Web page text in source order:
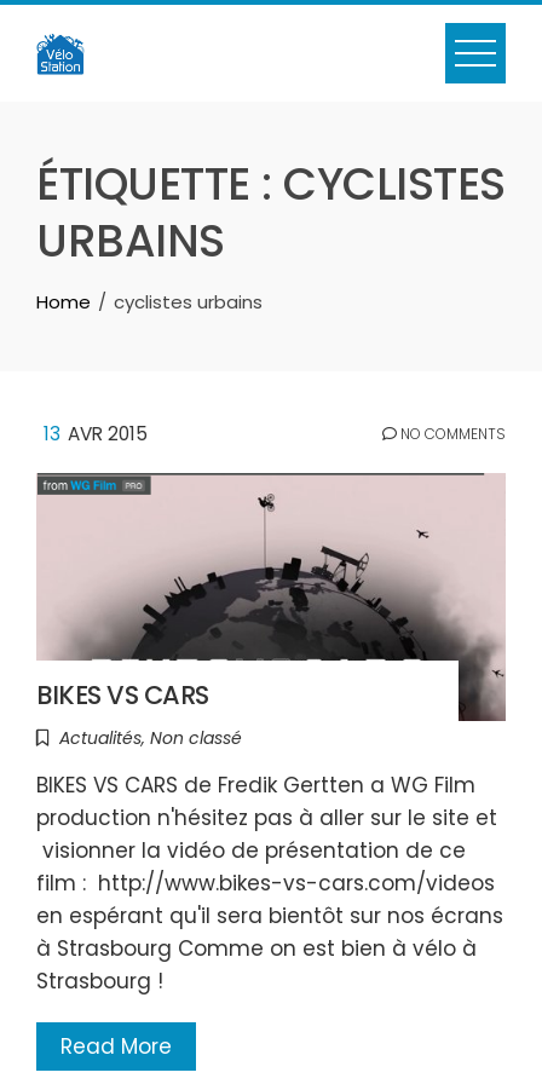
Skip
content
ÉTIQUETTE : CYCLISTES
URBAINS
Home cyclistes urbains
13 AVR 2015 NO COMMENTS
BIKES VS CARS
Actualités, Non classé
BIKES VS CARS de Fredik Gertten a WG Film
production n'hésitez pas à aller sur le site et
visionner la vidéo de présentation de ce
film : http://www.bikes-vs-cars.com/videos
en espérant qu'il sera bientôt sur nos écrans
à Strasbourg Comme on est bien à vélo à
Strasbourg !
Read More